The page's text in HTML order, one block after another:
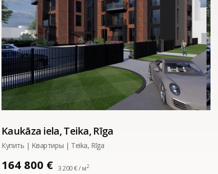
Kaukāza iela, Teika, Rīga
Купить | Kвартиры | Teika, Rīga
164 800 € 3 200 € / м2